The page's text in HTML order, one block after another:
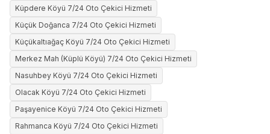
Küpdere Köyü 7/24 Oto Çekici Hizmeti
Küçük Doğanca 7/24 Oto Çekici Hizmeti
Küçükaltıağaç Köyü 7/24 Oto Çekici Hizmeti
Merkez Mah (Küplü Köyü) 7/24 Oto Çekici Hizmeti
Nasuhbey Köyü 7/24 Oto Çekici Hizmeti
Olacak Köyü 7/24 Oto Çekici Hizmeti
Paşayenice Köyü 7/24 Oto Çekici Hizmeti
Rahmanca Köyü 7/24 Oto Çekici Hizmeti